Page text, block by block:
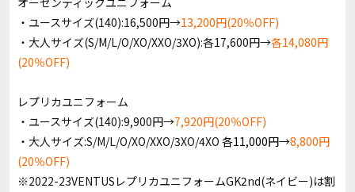
・ユースサイズ(140):16,500円→13,200円(20％OFF)
・大人サイズ(S/M/L/O/XO/XXO/3XO):各17,600円→各14,080円
(20％OFF)
レプリカユニフォーム
・ユースサイズ(140):9,900円→7,920円(20％OFF)
・大人サイズ:S/M/L/O/XO/XXO/3XO/4XO 各11,000円→8,800円
(20％OFF)
※2022-23VENTUSレプリカユニフォームGK2nd(ネイビー)は割